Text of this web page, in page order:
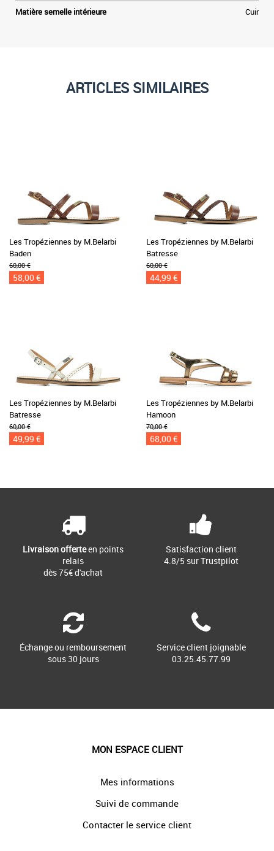
Matière semelle intérieure Cuir
ARTICLES SIMILAIRES
Les Tropéziennes by M.Belarbi
Baden
60,00 €
58,00 €
Les Tropéziennes by M.Belarbi
Batresse
60,00 €
44,99 €
Les Tropéziennes by M.Belarbi
Batresse
60,00 €
49,99 €
Les Tropéziennes by M.Belarbi
Hamoon
70,00 €
68,00 €
Livraison offerteen points
relais
dès 75€ d'achat
Satisfaction client
4.8/5 sur Trustpilot
Échange ou remboursement
sous 30 jours
Service client joignable
03.25.45.77.99
MON ESPACE CLIENT
Mes informations
Suivi de commande
Contacter le service client